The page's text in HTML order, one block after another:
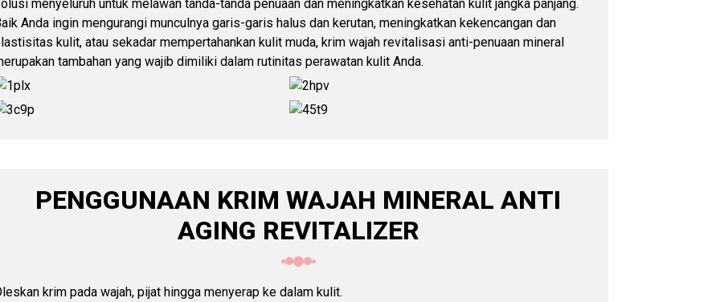
menyeluruh untuk melawan tanda-tanda penuaan dan meningkatkan kesehatan kulit jangka panjang.
Anda ingin mengurangi munculnya garis-garis halus dan kerutan, meningkatkan kekencangan dan
kulit, atau sekadar mempertahankan kulit muda, krim wajah revitalisasi anti-penuaan mineral
tambahan yang wajib dimiliki dalam rutinitas perawatan kulit Anda.
PENGGUNAAN KRIM WAJAH MINERAL ANTI
AGING REVITALIZER
krim pada wajah, pijat hingga menyerap ke dalam kulit.